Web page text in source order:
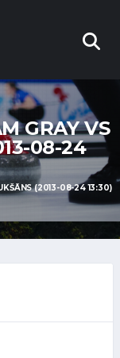
GRAY VS
08-24
(2013-08-24 13:30)